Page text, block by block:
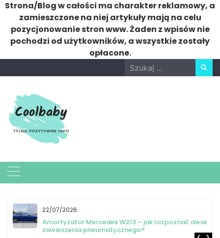
Strona/Blog w całości ma charakter reklamowy, a
zamieszczone na niej artykuły mają na celu
pozycjonowanie stron www. Żaden z wpisów nie
pochodzi od użytkowników, a wszystkie zostały
opłacone.
to
Search
for:
22/07/2026
Amortyzator Mercedes W213 – jak rozpoznać awarię
zawieszenia pneumatycznego?